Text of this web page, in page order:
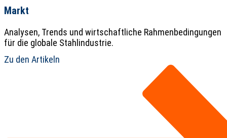
Markt
Analysen, Trends und wirtschaftliche Rahmenbedingungen
für die globale Stahlindustrie.
Zu den Artikeln